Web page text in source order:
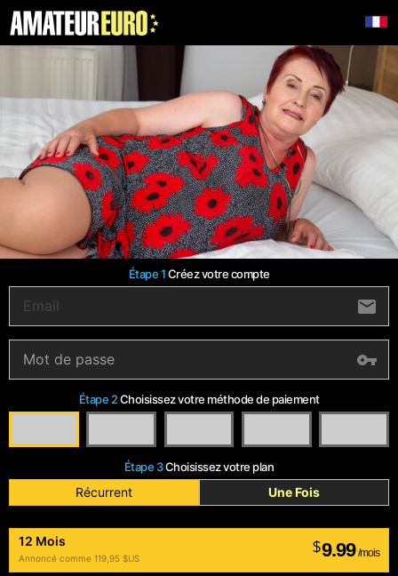
Étape 1Créez votre compte
Étape 2Choisissez votre méthode de paiement
Étape 3Choisissez votre plan
Récurrent Une Fois
12 Mois
Annoncé comme 119,95 $US
$9.99 /mois